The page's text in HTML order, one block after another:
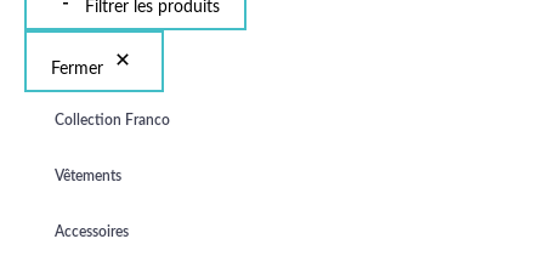
Filtrer les produits
Fermer
Collection Franco
Vêtements
Accessoires